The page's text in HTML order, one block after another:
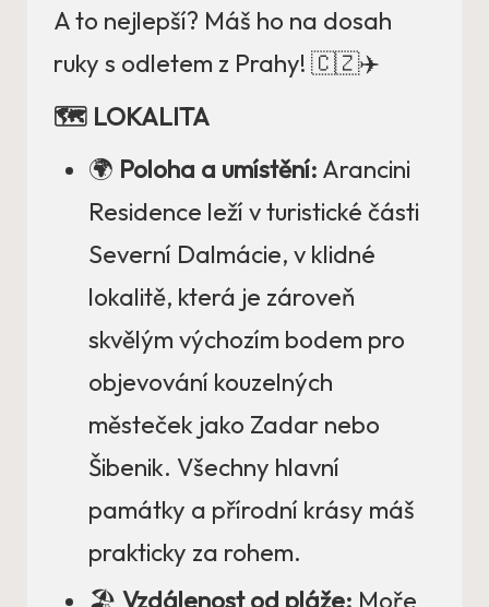
A to nejlepší? Máš ho na dosah
ruky s odletem z Prahy! 🇨🇿✈️
🗺️ LOKALITA
🌍 Poloha a umístění: Arancini
Residence leží v turistické části
Severní Dalmácie, v klidné
lokalitě, která je zároveň
skvělým výchozím bodem pro
objevování kouzelných
městeček jako Zadar nebo
Šibenik. Všechny hlavní
památky a přírodní krásy máš
prakticky za rohem.
🏖️ Vzdálenost od pláže: Moře